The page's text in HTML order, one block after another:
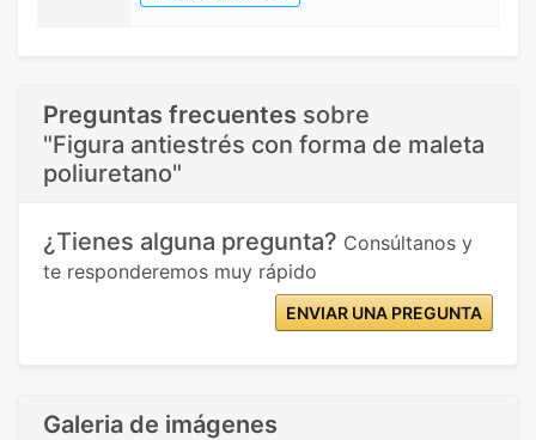
Preguntas frecuentes sobre
"Figura antiestrés con forma de maleta
poliuretano"
¿Tienes alguna pregunta? Consúltanos y
te responderemos muy rápido
ENVIAR UNA PREGUNTA
Galeria de imágenes